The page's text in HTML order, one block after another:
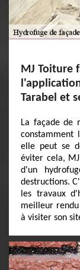
MJ Toiture
Tarabel et
La façade de
constamment
elle peut se
éviter cela,
d'un
destructions.
les travaux
meilleur
à visiter son